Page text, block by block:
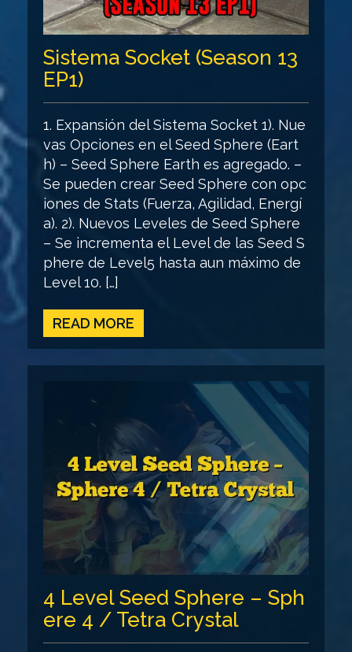
Sistema Socket (Season 13
EP1)
1. Expansión del Sistema Socket 1). Nue
vas Opciones en el Seed Sphere (Eart
h) – Seed Sphere Earth es agregado. –
Se pueden crear Seed Sphere con opc
iones de Stats (Fuerza, Agilidad, Energí
a). 2). Nuevos Leveles de Seed Sphere
– Se incrementa el Level de las Seed S
phere de Level5 hasta aun máximo de
Level 10. […]
READ MORE
4 Level Seed Sphere – Sph
ere 4 / Tetra Crystal